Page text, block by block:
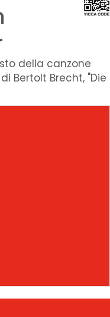
della canzone
Bertolt Brecht, "Die